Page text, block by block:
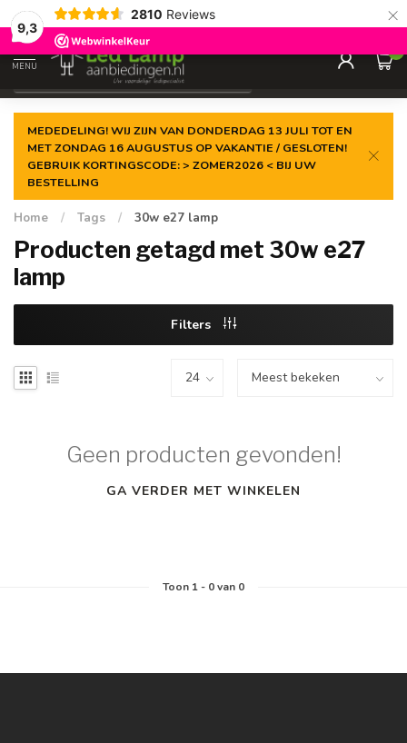
9,3
2810 Reviews ×
Gegarandeerde delaagste prijs
MENU
0
MEDEDELING! WIJ ZIJN VAN DONDERDAG 13 JULI TOT EN
MET ZONDAG 16 AUGUSTUS OP VAKANTIE / GESLOTEN!
GEBRUIK KORTINGSCODE: > ZOMER2026 < BIJ UW
BESTELLING
Home / Tags / 30w e27 lamp
Producten getagd met 30w e27
lamp
Filters
Geen producten gevonden!
GA VERDER MET WINKELEN
Toon 1- 0van 0